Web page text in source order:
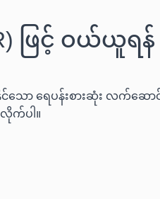
ဖြင့် ဝယ်
နိုင်သော ရေပန်းစားဆုံး လ
လိုက်ပါ။